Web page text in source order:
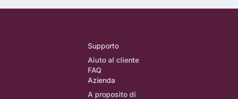
Supporto
Aiuto al cliente
FAQ
Azienda
A proposito di